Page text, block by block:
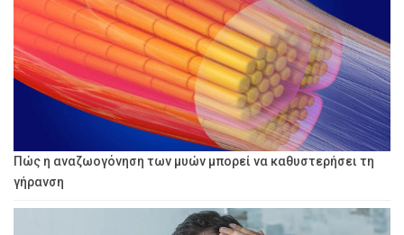
Πώς η αναζωογόνηση των μυών μπορεί να καθυστερήσει τη
γήρανση